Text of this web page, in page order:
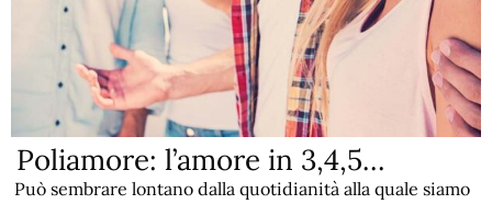
Poliamore: l’amore in 3,4,5…
Può sembrare lontano dalla quotidianità alla quale siamo